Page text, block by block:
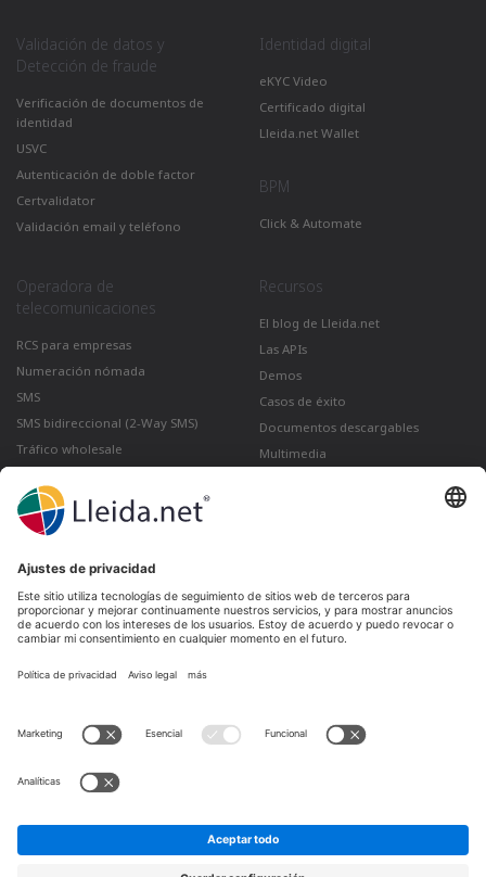
Validación de datos y
Detección de fraude
Verificación de documentos de
identidad
USVC
Autenticación de doble factor
Certvalidator
Validación email y teléfono
Identidad digital
eKYC Video
Certificado digital
Lleida.net Wallet
BPM
Click & Automate
Operadora de
telecomunicaciones
RCS para empresas
Numeración nómada
SMS
SMS bidireccional (2-Way SMS)
Tráfico wholesale
Recursos
El blog de Lleida.net
Las APIs
Demos
Casos de éxito
Documentos descargables
Multimedia
Lleida · Madrid · València · São Paulo · Bogotá ·
Santiago de Chile · Dubai · Santo Domingo ·
Lima
Ir a LinkedInIr a Twitter Ir a YouTubeIr a Instagram
Aviso legal
Canal de denuncias